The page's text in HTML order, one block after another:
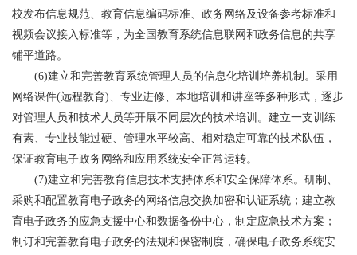
校发布信息规范、教育信息编码标准、政务网络及设备参考标准和
视频会议接入标准等，为全国教育系统信息联网和政务信息的共享
铺平道路。
(6)建立和完善教育系统管理人员的信息化培训培养机制。采用
网络课件(远程教育)、专业进修、本地培训和讲座等多种形式，逐步
对管理人员和技术人员等开展不同层次的技术培训。建立一支训练
有素、专业技能过硬、管理水平较高、相对稳定可靠的技术队伍，
保证教育电子政务网络和应用系统安全正常运转。
(7)建立和完善教育信息技术支持体系和安全保障体系。研制、
采购和配置教育电子政务的网络信息交换加密和认证系统；建立教
育电子政务的应急支援中心和数据备份中心，制定应急技术方案；
制订和完善教育电子政务的法规和保密制度，确保电子政务系统安